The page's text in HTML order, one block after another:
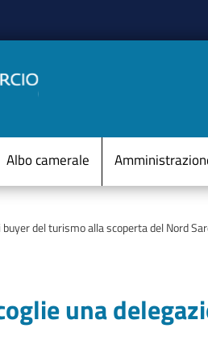
D'ITALIA Menu
Albo camerale
del turismo alla scoperta del Nord
una